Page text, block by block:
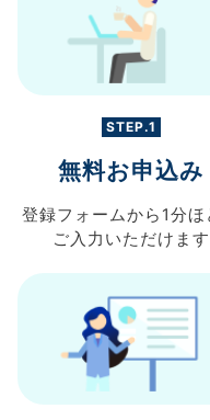
STEP.1
無料お申込み
登録フォームから 1分ほ
ご入力 いただけます